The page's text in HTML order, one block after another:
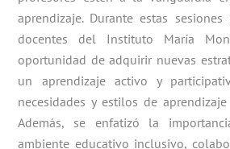
aprendizaje. Durante estas
docentes del Instituto María
oportunidad de adquirir nuevas
un aprendizaje activo y
necesidades y estilos de
Además, se enfatizó la
ambiente educativo inclusivo,